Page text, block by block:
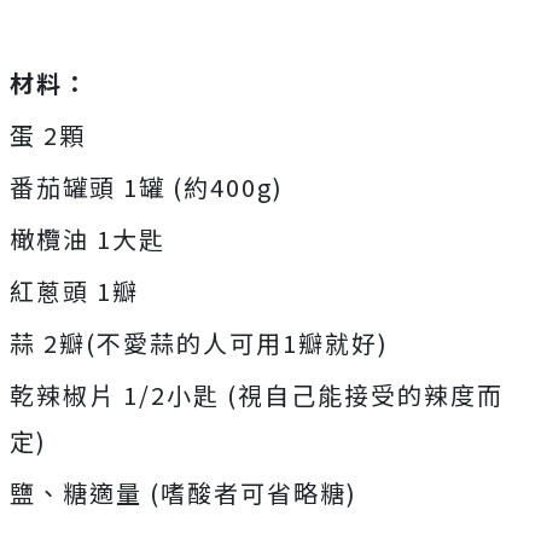
材料：
蛋 2顆
番茄罐頭 1罐 (約400g)
橄欖油 1大匙
紅蔥頭 1瓣
蒜 2瓣(不愛蒜的人可用1瓣就好)
乾辣椒片 1/2小匙 (視自己能接受的辣度而
定)
鹽、糖適量 (嗜酸者可省略糖)